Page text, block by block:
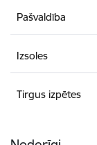
Pašvaldība
Izsoles
Tirgus izpētes